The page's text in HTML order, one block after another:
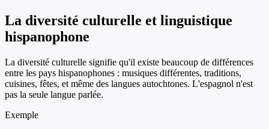
La diversité culturelle et linguistique
hispanophone
La diversité culturelle signifie qu'il existe beaucoup de différences
entre les pays hispanophones : musiques différentes, traditions,
cuisines, fêtes, et même des langues autochtones. L'espagnol n'est
pas la seule langue parlée.
Exemple